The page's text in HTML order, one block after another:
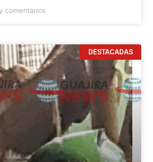
comentarios
DESTACADAS